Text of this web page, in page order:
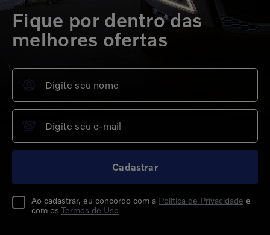
Fique por dentro das
melhores ofertas
Cadastrar
Ao cadastrar, eu concordo com a Política de Privacidade e
com os Termos de Uso